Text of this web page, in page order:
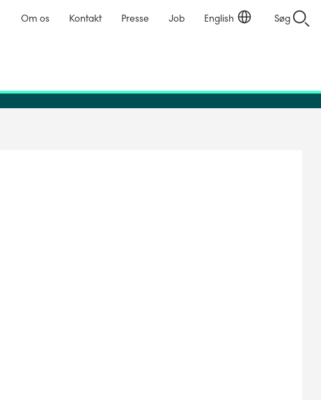
Om os Kontakt Presse Job English Søg